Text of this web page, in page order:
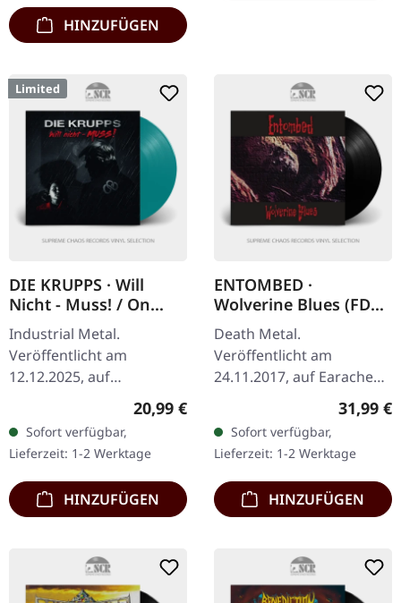
HINZUFÜGEN
Limited
DIE KRUPPS · Will
Nicht - Muss! / On
Collision Course |
PETROL LP
Industrial Metal.
Veröffentlicht am
12.12.2025, auf
Dependent Records.
Petrolfarbenes Vinyl im
Gatefold-Cover mit
gefütterter Innenhülle.
Limitiert…
Regulärer Preis:
20,99 €
Sofort verfügbar,
Lieferzeit: 1-2 Werktage
HINZUFÜGEN
ENTOMBED ·
Wolverine Blues (FDR)
| BLACK LP
Death Metal.
Veröffentlicht am
24.11.2017, auf Earache
Records. Schwarzes vinyl,
FDR-Remastered im vollen
Dynamikumfang. Das
bahnbrechende Album…
31,99 €
Sofort verfügbar,
Lieferzeit: 1-2 Werktage
HINZUFÜGEN